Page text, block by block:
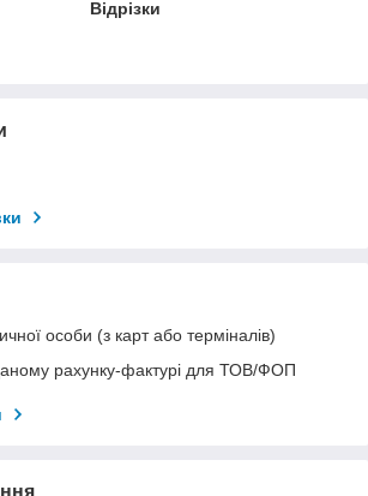
Відрізки
особи (з карт або терміналів)
рахунку-фактурі для ТОВ/ФОП